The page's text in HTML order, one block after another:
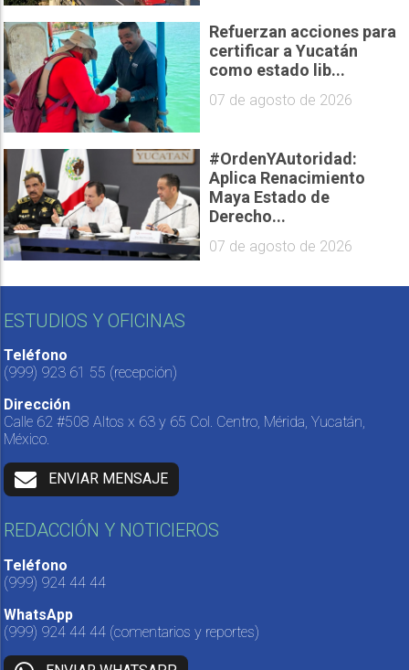
Refuerzan acciones para
certificar a Yucatán
como estado lib...
07 de agosto de 2026
#OrdenYAutoridad:
Aplica Renacimiento
Maya Estado de
Derecho...
07 de agosto de 2026
ESTUDIOS Y OFICINAS
Teléfono
(999) 923 61 55 (recepción)
Dirección
Calle 62 #508 Altos x 63 y 65 Col. Centro, Mérida, Yucatán,
México.
ENVIAR MENSAJE
REDACCIÓN Y NOTICIEROS
Teléfono
(999) 924 44 44
WhatsApp
(999) 924 44 44 (comentarios y reportes)